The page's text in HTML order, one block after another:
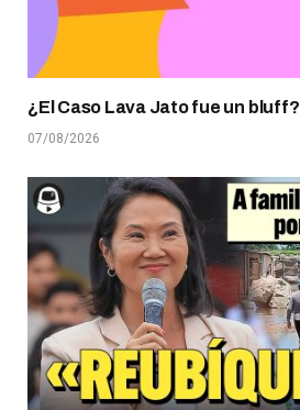
¿El Caso Lava Jato fue un bluff?
07/08/2026